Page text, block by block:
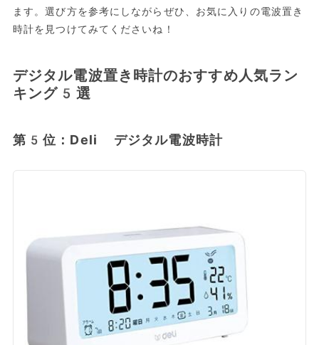
ます。選び方を参考にしながらぜひ、お気に入りの電波置き
時計を見つけてみてくださいね！
デジタル電波置き時計のおすすめ人気ラン
キング5選
第5位：Deli デジタル電波時計